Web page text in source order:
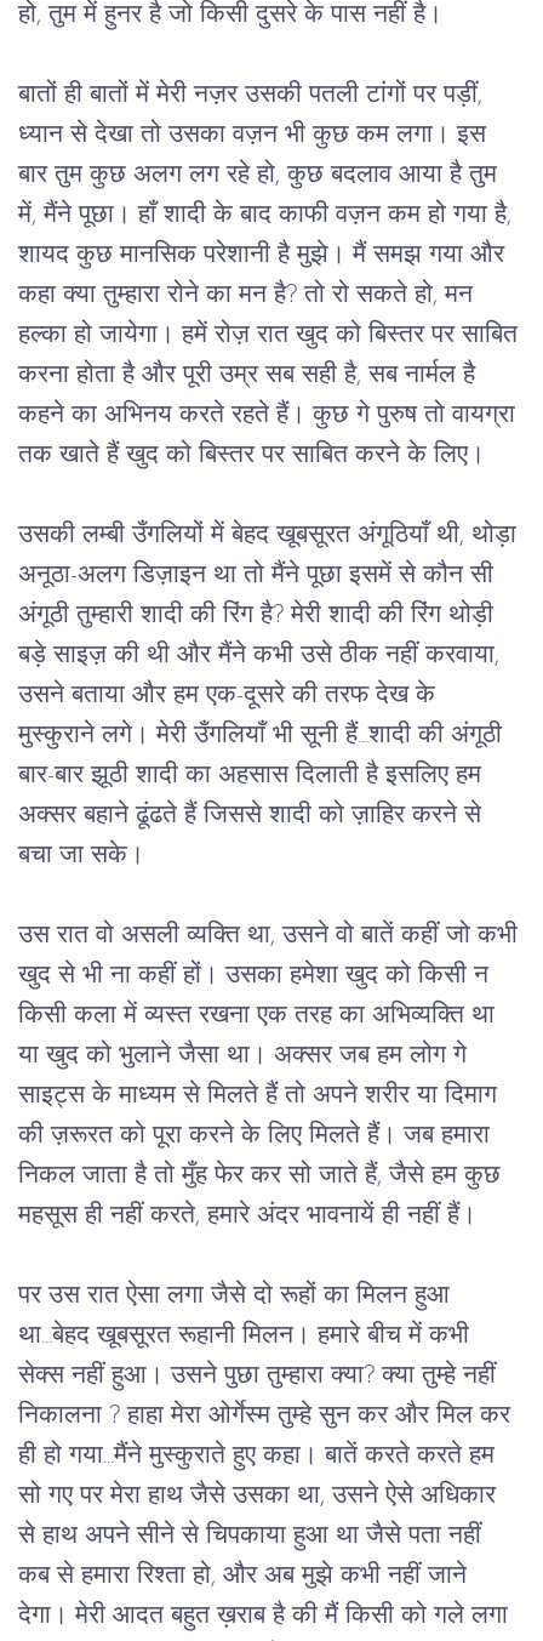
हो, तुम में हुनर है जो किसी दुसरे के पास नहीं है।
बातों ही बातों में मेरी नज़र उसकी पतली टांगों पर पड़ीं,
ध्यान से देखा तो उसका वज़न भी कुछ कम लगा। इस
बार तुम कुछ अलग लग रहे हो, कुछ बदलाव आया है तुम
में, मैंने पूछा। हाँ शादी के बाद काफी वज़न कम हो गया है,
शायद कुछ मानसिक परेशानी है मुझे। मैं समझ गया और
कहा क्या तुम्हारा रोने का मन है? तो रो सकते हो, मन
हल्का हो जायेगा। हमें रोज़ रात खुद को बिस्तर पर साबित
करना होता है और पूरी उम्र सब सही है, सब नार्मल है
कहने का अभिनय करते रहते हैं। कुछ गे पुरुष तो वायग्रा
तक खाते हैं खुद को बिस्तर पर साबित करने के लिए।
उसकी लम्बी उँगलियों में बेहद खूबसूरत अंगूठियाँ थी, थोड़ा
अनूठा-अलग डिज़ाइन था तो मैंने पूछा इसमें से कौन सी
अंगूठी तुम्हारी शादी की रिंग है? मेरी शादी की रिंग थोड़ी
बड़े साइज़ की थी और मैंने कभी उसे ठीक नहीं करवाया,
उसने बताया और हम एक-दूसरे की तरफ देख के
मुस्कुराने लगे। मेरी उँगलियाँ भी सूनी हैं...शादी की अंगूठी
बार-बार झूठी शादी का अहसास दिलाती है इसलिए हम
अक्सर बहाने ढूंढते हैं जिससे शादी को ज़ाहिर करने से
बचा जा सके।
उस रात वो असली व्यक्ति था, उसने वो बातें कहीं जो कभी
खुद से भी ना कहीं हों। उसका हमेशा खुद को किसी न
किसी कला में व्यस्त रखना एक तरह का अभिव्यक्ति था
या खुद को भुलाने जैसा था। अक्सर जब हम लोग गे
साइट्स के माध्यम से मिलते हैं तो अपने शरीर या दिमाग
की ज़रूरत को पूरा करने के लिए मिलते हैं। जब हमारा
निकल जाता है तो मुँह फेर कर सो जाते हैं, जैसे हम कुछ
महसूस ही नहीं करते, हमारे अंदर भावनायें ही नहीं हैं।
पर उस रात ऐसा लगा जैसे दो रूहों का मिलन हुआ
था...बेहद खूबसूरत रूहानी मिलन। हमारे बीच में कभी
सेक्स नहीं हुआ। उसने पुछा तुम्हारा क्या? क्या तुम्हे नहीं
निकालना ? हाहा मेरा ओर्गेस्म तुम्हे सुन कर और मिल कर
ही हो गया...मैंने मुस्कुराते हुए कहा। बातें करते करते हम
सो गए पर मेरा हाथ जैसे उसका था, उसने ऐसे अधिकार
से हाथ अपने सीने से चिपकाया हुआ था जैसे पता नहीं
कब से हमारा रिश्ता हो, और अब मुझे कभी नहीं जाने
देगा। मेरी आदत बहुत ख़राब है की मैं किसी को गले लगा